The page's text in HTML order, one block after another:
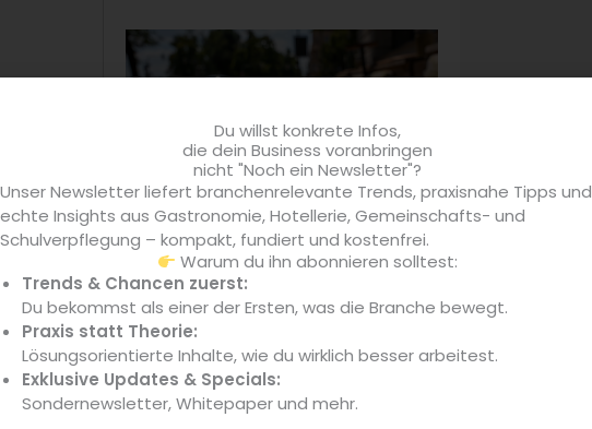
Auch
und
jährigen
Food
Kneipe 80 und Oschi starten
Partnerschaft und bringen Pastrami
nach München
Die Kooperation zwischen der Kneipe
80 und Oschi Pastrami bringt
handwerklich hergestellte Pastrami-
Sandwiches ins Münchner
Du willst konkrete Infos,
die dein Business voranbringen
nicht "Noch ein Newsletter"?
Unser Newsletter liefert branchenrelevante Trends, praxisnahe Tipps und
echte Insights aus Gastronomie, Hotellerie, Gemeinschafts- und
Schulverpflegung – kompakt, fundiert und kostenfrei.
Warum du ihn abonnieren solltest:
Trends & Chancen zuerst:
Du bekommst als einer der Ersten, was die Branche bewegt.
Praxis statt Theorie:
Lösungsorientierte Inhalte, wie du wirklich besser arbeitest.
Exklusive Updates & Specials:
Sondernewsletter, Whitepaper und mehr.